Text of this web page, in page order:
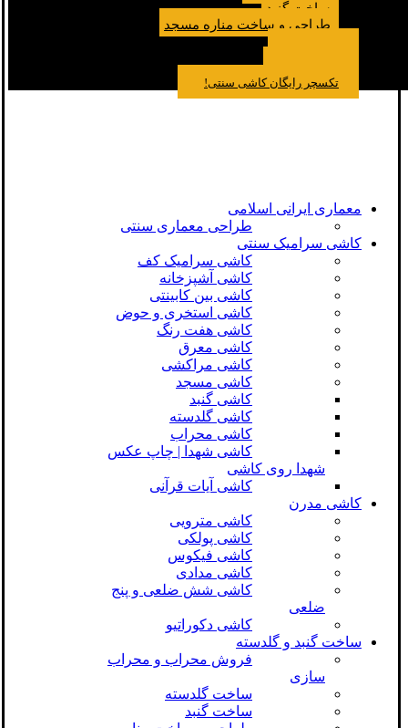
ساخت گنبد
طراحی و ساخت مناره مسجد
تکسچر رایگان کاشی سنتی!
معماری ایرانی اسلامی
طراحی معماری سنتی
کاشی سرامیک سنتی
کاشی سرامیک کف
کاشی آشپزخانه
کاشی بین کابینتی
کاشی استخری و حوض
کاشی هفت رنگ
کاشی معرق
کاشی مراکشی
کاشی مسجد
کاشی گنبد
کاشی گلدسته
کاشی محراب
کاشی شهدا | چاپ عکس
شهدا روی کاشی
کاشی آیات قرآنی
کاشی مدرن
کاشی مترویی
کاشی پولکی
کاشی فیکوس
کاشی مدادی
کاشی شش ضلعی و پنج
ضلعی
کاشی دکوراتیو
ساخت گنبد و گلدسته
فروش محراب و محراب
سازی
ساخت گلدسته
ساخت گنبد